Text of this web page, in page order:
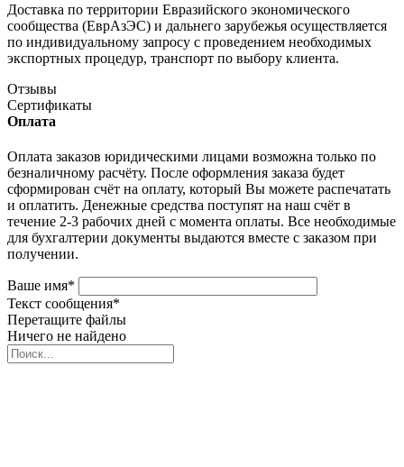
Доставка по территории Евразийского экономического
сообщества (ЕврАзЭС) и дальнего зарубежья осуществляется
по индивидуальному запросу с проведением необходимых
экспортных процедур, транспорт по выбору клиента.
Отзывы
Сертификаты
Оплата
Оплата заказов юридическими лицами возможна только по
безналичному расчёту. После оформления заказа будет
сформирован счёт на оплату, который Вы можете распечатать
и оплатить. Денежные средства поступят на наш счёт в
течение 2-3 рабочих дней с момента оплаты. Все необходимые
для бухгалтерии документы выдаются вместе с заказом при
получении.
Ваше имя*
Текст сообщения*
Перетащите файлы
Ничего не найдено